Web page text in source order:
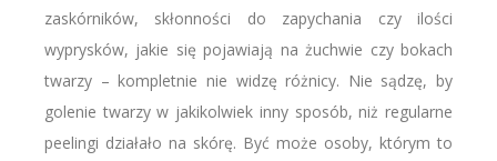
zaskórników, skłonności do zapychania czy ilości
wyprysków, jakie się pojawiają na żuchwie czy bokach
twarzy – kompletnie nie widzę różnicy. Nie sądzę, by
golenie twarzy w jakikolwiek inny sposób, niż regularne
peelingi działało na skórę. Być może osoby, którym to